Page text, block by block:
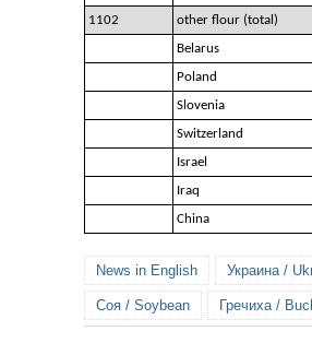
1102
other flour (total)
Belarus
Poland
Slovenia
Switzerland
Israel
Iraq
China
News in English Украина /
Соя / Soybean Гречиха /